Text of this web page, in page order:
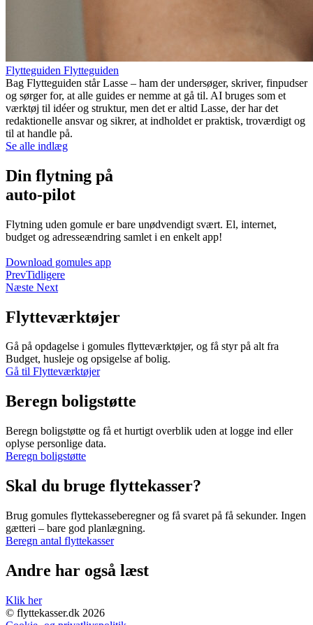
Flytteguiden Flytteguiden
Bag Flytteguiden står Lasse – ham der undersøger, skriver, finpudser
og sørger for, at alle guides er nemme at gå til. AI bruges som et
værktøj til idéer og struktur, men det er altid Lasse, der har det
redaktionelle ansvar og sikrer, at indholdet er praktisk, troværdigt og
til at handle på.
Se alle indlæg
Din flytning på
auto-pilot
Flytning uden gomule er bare unødvendigt svært. El, internet,
budget og adresseændring samlet i en enkelt app!
Download gomules app
PrevTidligere
Næste Next
Flytteværktøjer
Gå på opdagelse i gomules flytteværktøjer, og få styr på alt fra
Budget, husleje og opsigelse af bolig.
Gå til Flytteværktøjer
Beregn boligstøtte
Beregn boligstøtte og få et hurtigt overblik uden at logge ind eller
oplyse personlige data.
Beregn boligstøtte
Skal du bruge flyttekasser?
Brug gomules flyttekasseberegner og få svaret på få sekunder. Ingen
gætteri – bare god planlægning.
Beregn antal flyttekasser
Andre har også læst
Klik her
© flyttekasser.dk 2026